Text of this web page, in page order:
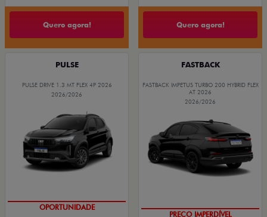
Quero agora! Quero agora!
PULSE
PULSE DRIVE 1.3 MT FLEX 4P 2026
2026/2026
OPORTUNIDADE
FASTBACK
FASTBACK IMPETUS TURBO 200 HYBRID FLEX
AT 2026
2026/2026
PREÇO IMPERDÍVEL